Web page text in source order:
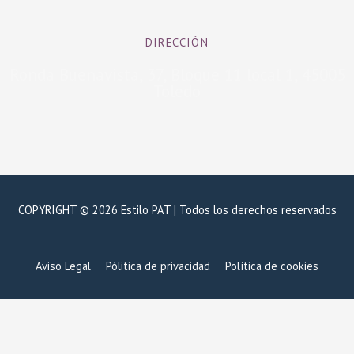
o g
DIRECCIÓN
COPYRIGHT © 2026 Estilo PAT | Todos los derechos reservados
Aviso Legal Pólitica de privacidad Política de cookies